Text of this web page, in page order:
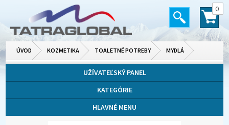
0
ÚVOD KOZMETIKA TOALETNÉ POTREBY MYDLÁ
UŽÍVATEĽSKÝ PANEL
KATEGÓRIE
HLAVNÉ MENU